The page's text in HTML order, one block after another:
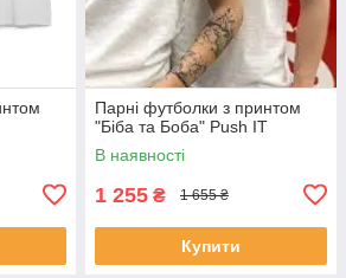
Парні футболки з принтом
"Біба та Боба" Push IT
В наявності
1 255 ₴ 1 655 ₴
Купити